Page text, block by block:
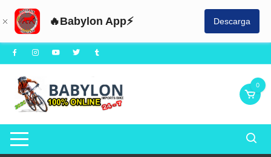
🔥Babylon App⚡ Descarga
Saltar
al
contenido
0